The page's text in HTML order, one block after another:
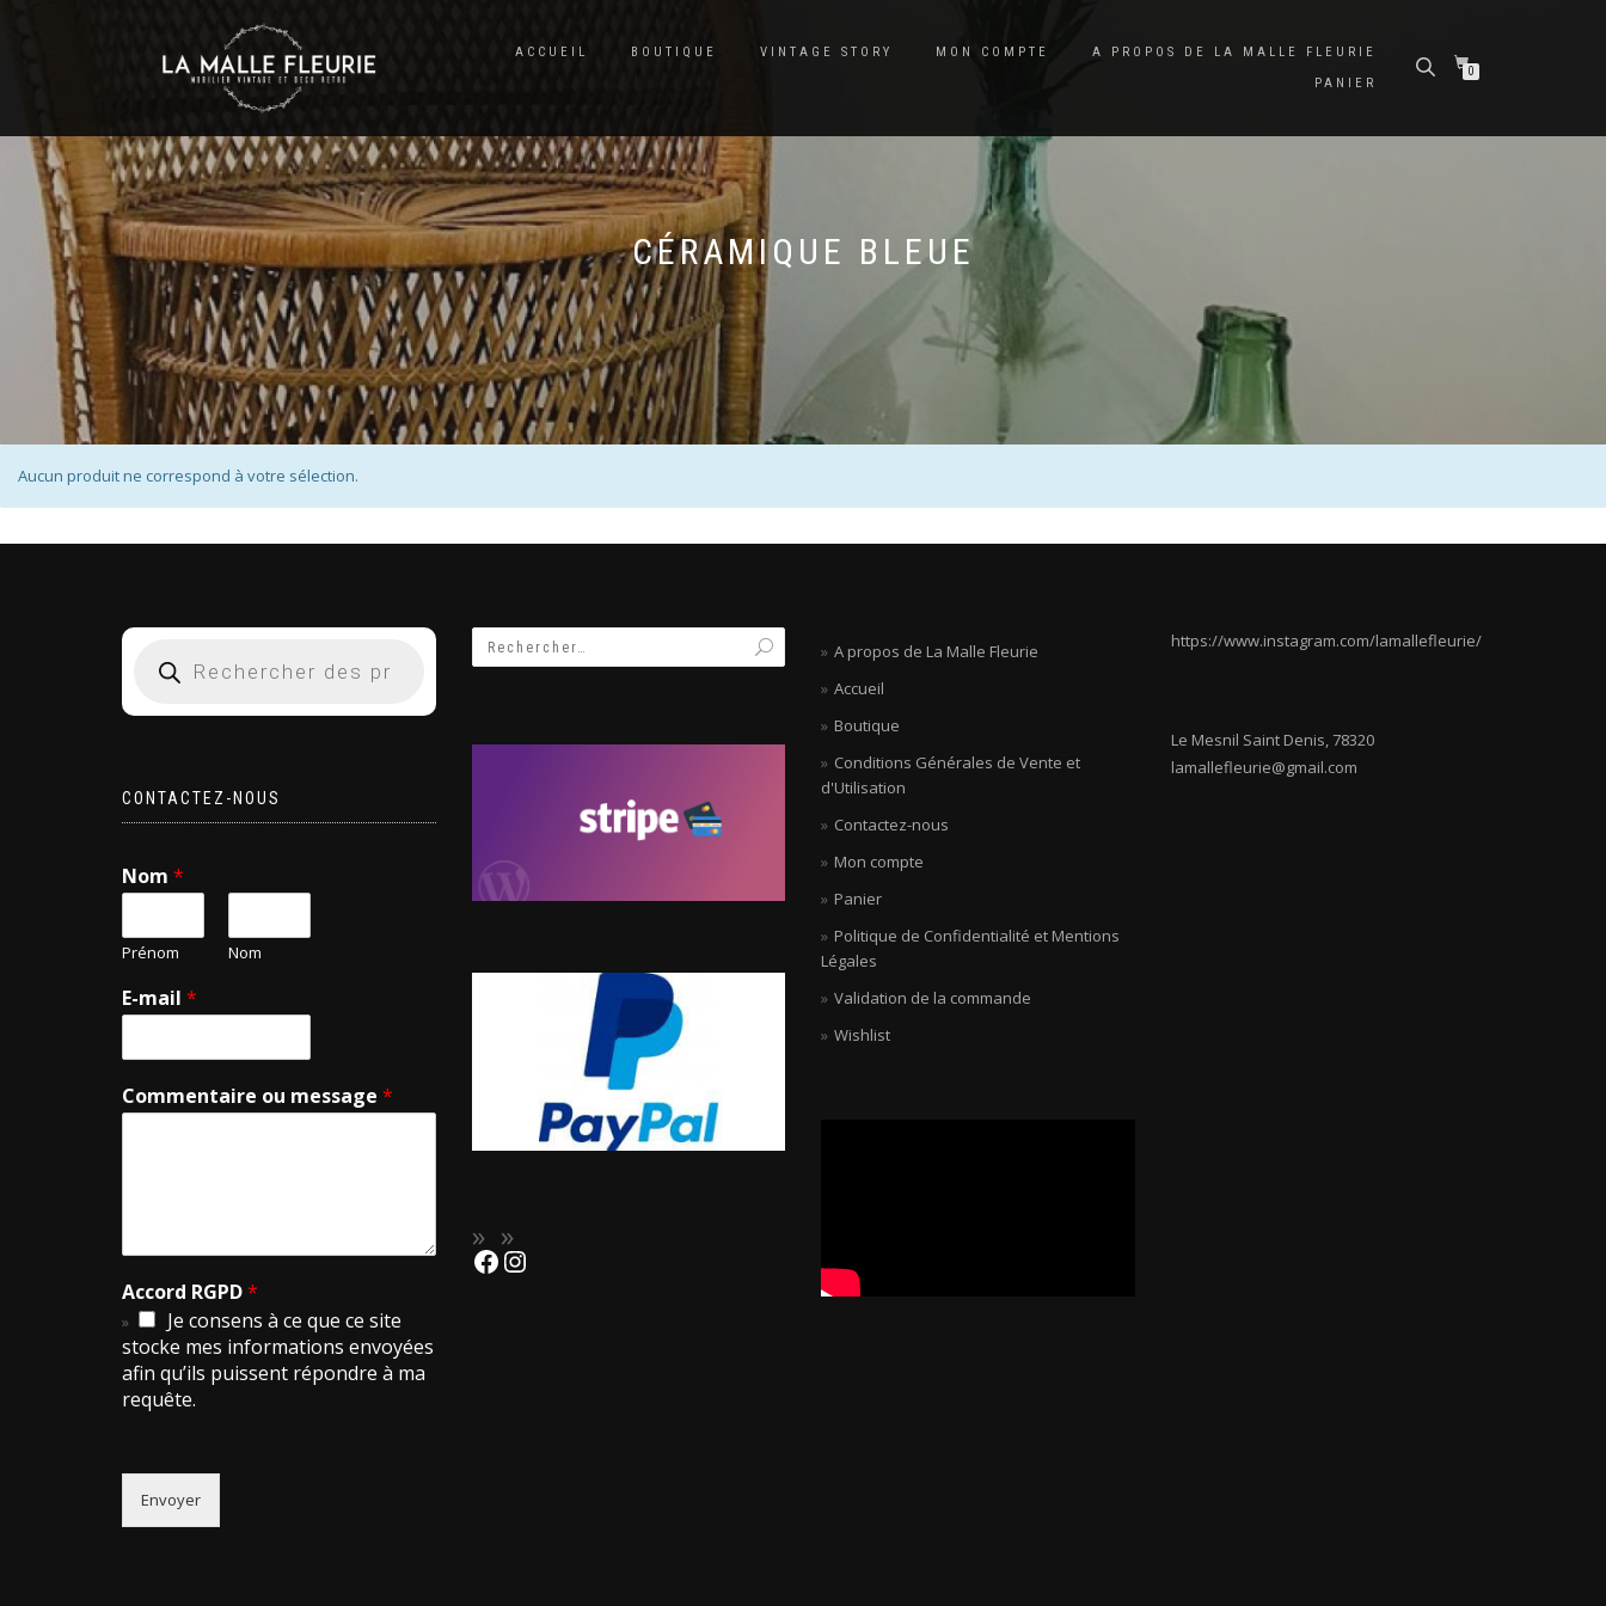
ACCUEIL BOUTIQUE VINTAGE STORY MON COMPTE
A PROPOS DE LA MALLE FLEURIE
PANIER
0
CÉRAMIQUE BLEUE
Aucun produit ne correspond à votre sélection.
CONTACTEZ-NOUS
Nom *
Prénom Nom
E-mail *
Commentaire ou message *
Accord RGPD*
Je consens à ce que ce site
stocke mes informations envoyées
afin qu’ils puissent répondre à ma
requête.
Envoyer
A propos de La Malle Fleurie
Accueil
Boutique
Conditions Générales de Vente et
d'Utilisation
Contactez-nous
Mon compte
Panier
Politique de Confidentialité et Mentions
Légales
Validation de la commande
Wishlist
https://www.instagram.com/lamallefleurie/
Le Mesnil Saint Denis,78320
lamallefleurie@gmail.com